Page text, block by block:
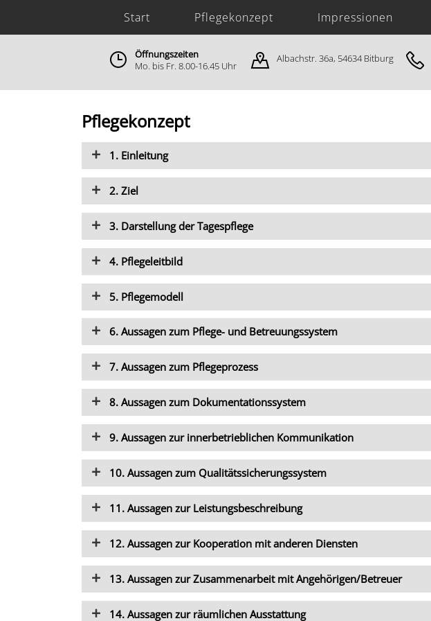
Start Pflegekonzept Impressionen
Öffnungszeiten
Mo. bis Fr. 8.00-16.45 Uhr
Albachstr. 36a, 54634 Bitburg
Pflegekonzept
1. Einleitung
2. Ziel
3. Darstellung der Tagespflege
4. Pflegeleitbild
5. Pflegemodell
6. Aussagen zum Pflege- und Betreuungssystem
7. Aussagen zum Pflegeprozess
8. Aussagen zum Dokumentationssystem
9. Aussagen zur innerbetrieblichen Kommunikation
10. Aussagen zum Qualitätssicherungssystem
11. Aussagen zur Leistungsbeschreibung
12. Aussagen zur Kooperation mit anderen Diensten
13. Aussagen zur Zusammenarbeit mit Angehörigen/Betreuer
14. Aussagen zur räumlichen Ausstattung